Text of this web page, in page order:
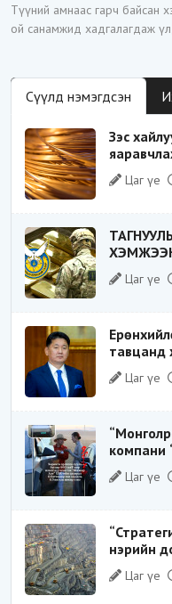
Түүний амнаас гарч байсан
ой санамжид хадгалагдаж үлдсэн. -“Эбигийн
Сүүлд нэмэгдсэн
Зэс
Цаг үе
ХИЛЭЭР
Цаг үе
тавцанд
шударга
Цаг үе
компани
Цаг үе
нэрийн
Цаг үе